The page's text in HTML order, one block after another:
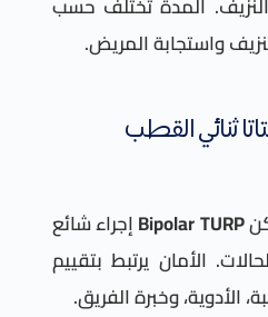
واستجابة المريض.
ثنائي القطب
Bipolar TURPإجراء شائع
الأمان يرتبط بتقييم
الأدوية، وخبرة الفريق.